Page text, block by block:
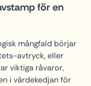
för en
mångfald börjar
avtryck, eller
viktiga råvaror,
i värdekedjan för